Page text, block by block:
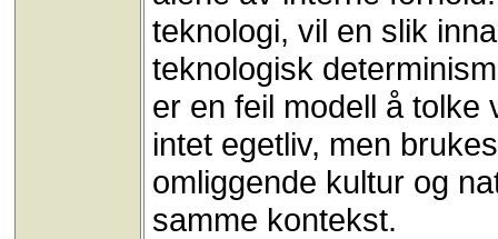
teknologi, vil en slik
teknologisk
er en feil modell å tolke
intet egetliv, men
omliggende kultur og
samme kontekst.